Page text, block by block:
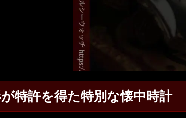
特許を得た特別な懐中時計